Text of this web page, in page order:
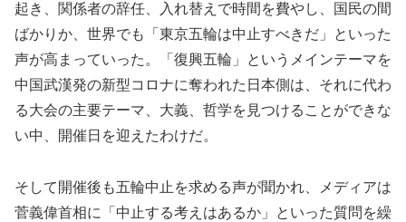
起き、関係者の辞任、入れ替えで時間を費やし、国民の間
ばかりか、世界でも「東京五輪は中止すべきだ」といった
声が高まっていった。「復興五輪」というメインテーマを
中国武漢発の新型コロナに奪われた日本側は、それに代わ
る大会の主要テーマ、大義、哲学を見つけることができな
い中、開催日を迎えたわけだ。
そして開催後も五輪中止を求める声が聞かれ、メディアは
菅義偉首相に「中止する考えはあるか」といった質問を繰